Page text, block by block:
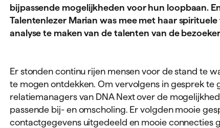
bijpassende mogelijkheden voor hun loopbaan.
Talentenlezer Marian was mee met haar
analyse te maken van de talenten van de
Er stonden continu rijen mensen voor de stand te
te mogen ontdekken. Om vervolgens in gesprek te
relatiemanagers van DNA Next over de
passende bij- en omscholing. Er volgden mooie
contactgegevens uitgedeeld en mooie connecties